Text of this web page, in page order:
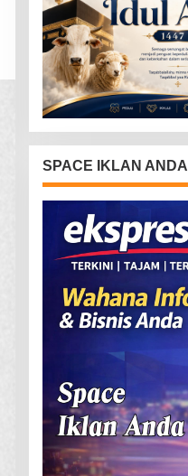
SPACE IKLAN ANDA